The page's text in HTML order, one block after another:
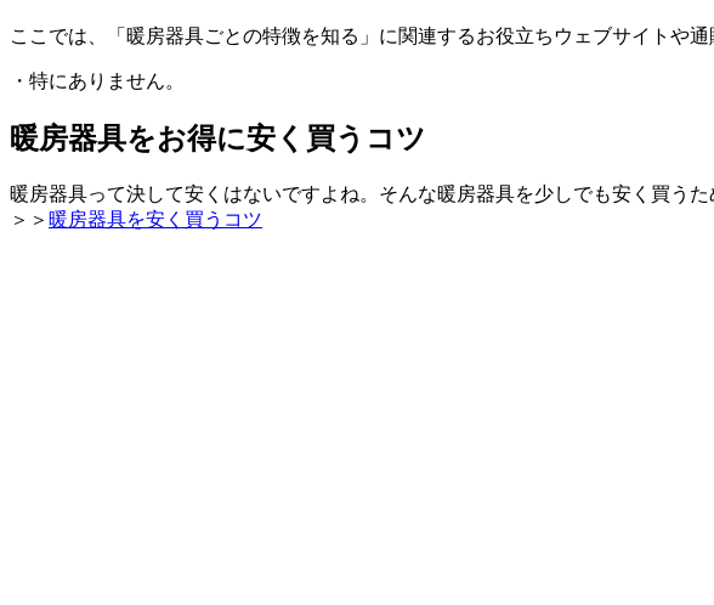
ここでは、「暖房器具ごとの特徴を知る」に関連するお役立ちウェブサイトや
・特にありません。
暖房器具をお得に安く買うコツ
暖房器具って決して安くはないですよね。そんな暖房器具を少しでも安く買うた
＞＞ 暖房器具を安く買うコツ